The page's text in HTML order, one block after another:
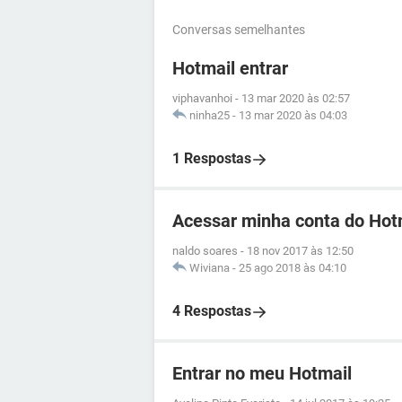
Conversas semelhantes
Hotmail entrar
viphavanhoi - 13 mar 2020 às 02:57
ninha25 - 13 mar 2020 às 04:03
1 Respostas
Acessar minha conta do
naldo soares - 18 nov 2017 às 12:50
Wiviana - 25 ago 2018 às 04:10
4 Respostas
Entrar no meu Hotmail